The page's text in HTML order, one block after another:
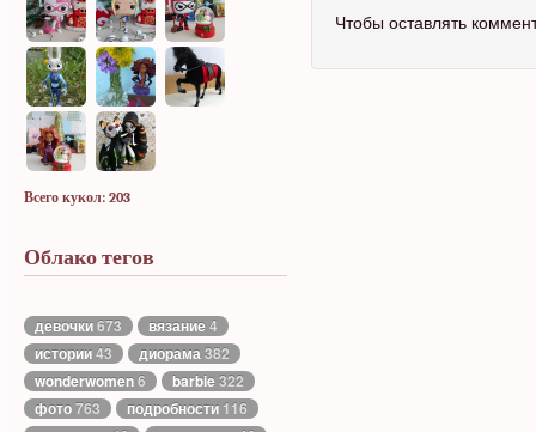
Всего кукол: 203
Облако тегов
девочки673 вязание4
истории43 диорама382
wonderwomen6 barbie322
фото763 подробности 116
Чтобы оставлять